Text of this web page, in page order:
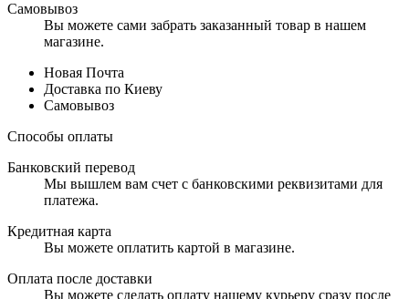
Самовывоз
Вы можете сами забрать заказанный товар в нашем
магазине.
Новая Почта
Доставка по Киеву
Самовывоз
Способы оплаты
Банковский перевод
Мы вышлем вам счет с банковскими реквизитами для
платежа.
Кредитная карта
Вы можете оплатить картой в магазине.
Оплата после доставки
Вы можете сделать оплату нашему курьеру сразу после